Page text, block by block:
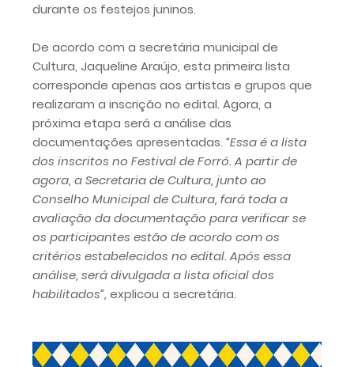
durante os festejos juninos.
De acordo com a secretária municipal de
Cultura, Jaqueline Araújo, esta primeira lista
corresponde apenas aos artistas e grupos que
realizaram a inscrição no edital. Agora, a
próxima etapa será a análise das
documentações apresentadas. “Essa é a lista
dos inscritos no Festival de Forró. A partir de
agora, a Secretaria de Cultura, junto ao
Conselho Municipal de Cultura, fará toda a
avaliação da documentação para verificar se
os participantes estão de acordo com os
critérios estabelecidos no edital. Após essa
análise, será divulgada a lista oficial dos
habilitados”, explicou a secretária.